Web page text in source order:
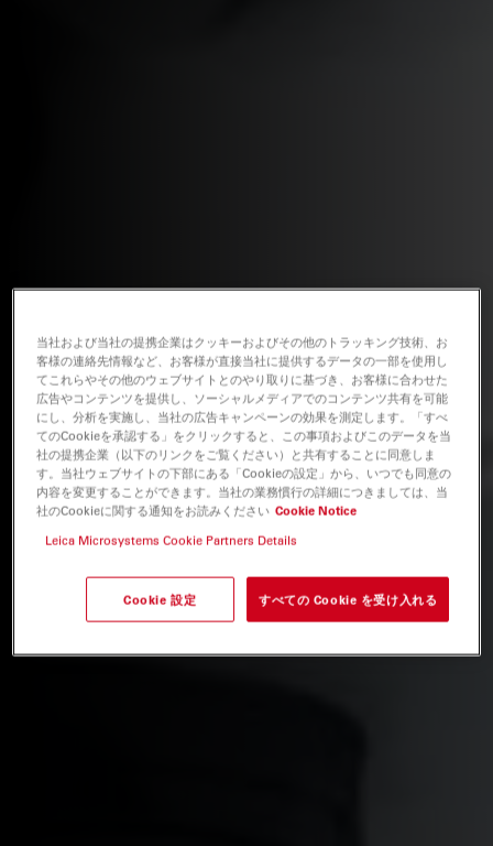
当社および当社の提携企業はクッキーおよびその他のトラッキング技術、お
客様の連絡先情報など、お客様が直接当社に提供するデータの一部を使用し
てこれらやその他のウェブサイトとのやり取りに基づき、お客様に合わせた
広告やコンテンツを提供し、ソーシャルメディアでのコンテンツ共有を可能
にし、分析を実施し、当社の広告キャンペーンの効果を測定します。「すべ
てのCookieを承認する」をクリックすると、この事項およびこのデータを当
社の提携企業（以下のリンクをご覧ください）と共有することに同意しま
す。当社ウェブサイトの下部にある「Cookieの設定」から、いつでも同意の
内容を変更することができます。当社の業務慣行の詳細につきましては、当
社のCookieに関する通知をお読みください Cookie Notice
Leica Microsystems Cookie Partners Details
Cookie 設定 すべての Cookie を受け入れる